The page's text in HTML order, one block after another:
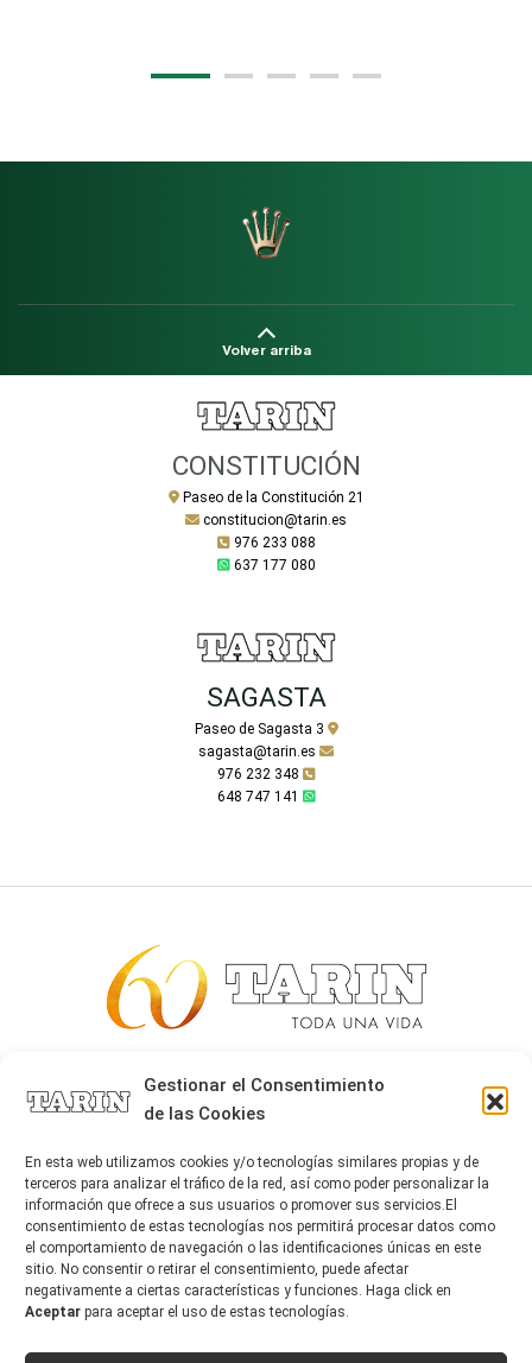
Gestionar el Consentimiento
de las Cookies
En esta web utilizamos cookies y/o tecnologías similares propias y de
terceros para analizar el tráfico de la red, así como poder personalizar la
información que ofrece a sus usuarios o promover sus servicios.El
consentimiento de estas tecnologías nos permitirá procesar datos como
el comportamiento de navegación o las identificaciones únicas en este
sitio. No consentir o retirar el consentimiento, puede afectar
negativamente a ciertas características y funciones. Haga click en
Aceptar para aceptar el uso de estas tecnologías.
Volver arriba
CONSTITUCIÓN
Paseo de la Constitución 21
constitucion@tarin.es
976 233 088
637 177 080
SAGASTA
Paseo de Sagasta 3
sagasta@tarin.es
976 232 348
648 747 141
Alta joyería desde 1963
Tarín Magazine
Contacto